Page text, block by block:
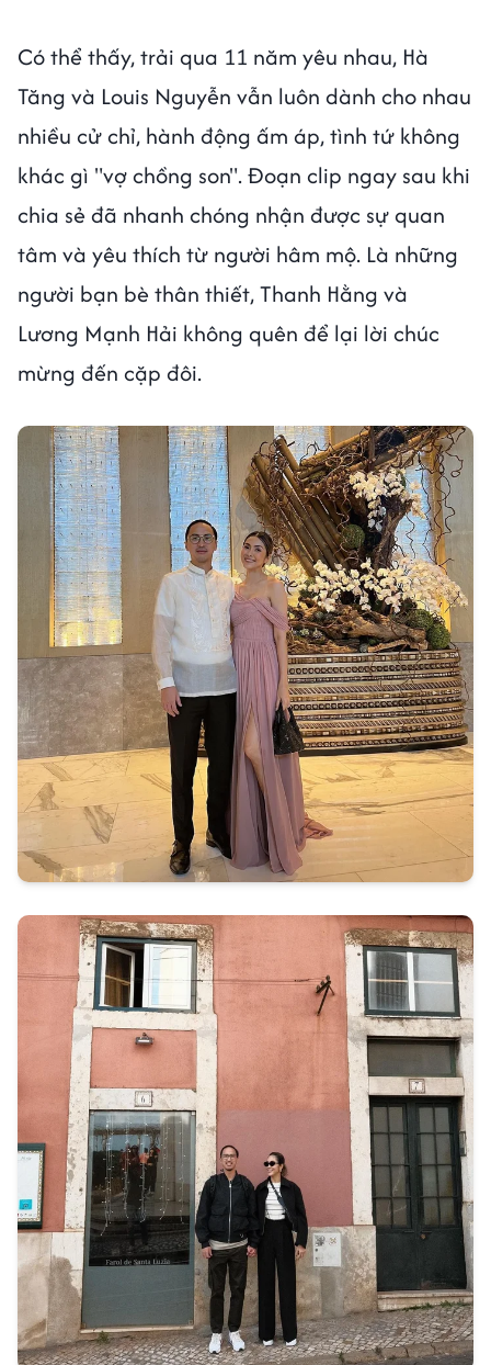
Có thể thấy, trải qua 11 năm yêu nhau, Hà
Tăng và Louis Nguyễn vẫn luôn dành cho nhau
nhiều cử chỉ, hành động ấm áp, tình tứ không
khác gì "vợ chồng son". Đoạn clip ngay sau khi
chia sẻ đã nhanh chóng nhận được sự quan
tâm và yêu thích từ người hâm mộ. Là những
người bạn bè thân thiết, Thanh Hằng và
Lương Mạnh Hải không quên để lại lời chúc
mừng đến cặp đôi.